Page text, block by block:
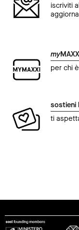
iscriviti
my
per chi
sostieni
ti